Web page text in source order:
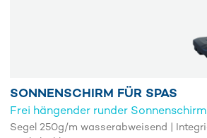
SONNENSCHIRM FÜR SPAS
Frei hängender runder Sonnenschirm
Segel 250g/m wasserabweisend |